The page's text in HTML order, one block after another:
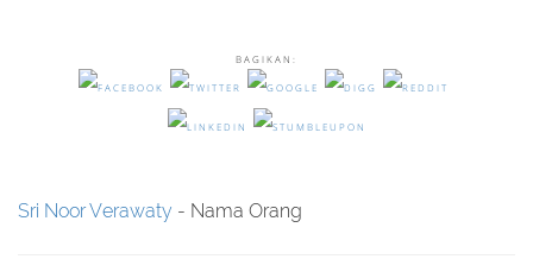
BAGIKAN:
Sri Noor Verawaty - Nama Orang